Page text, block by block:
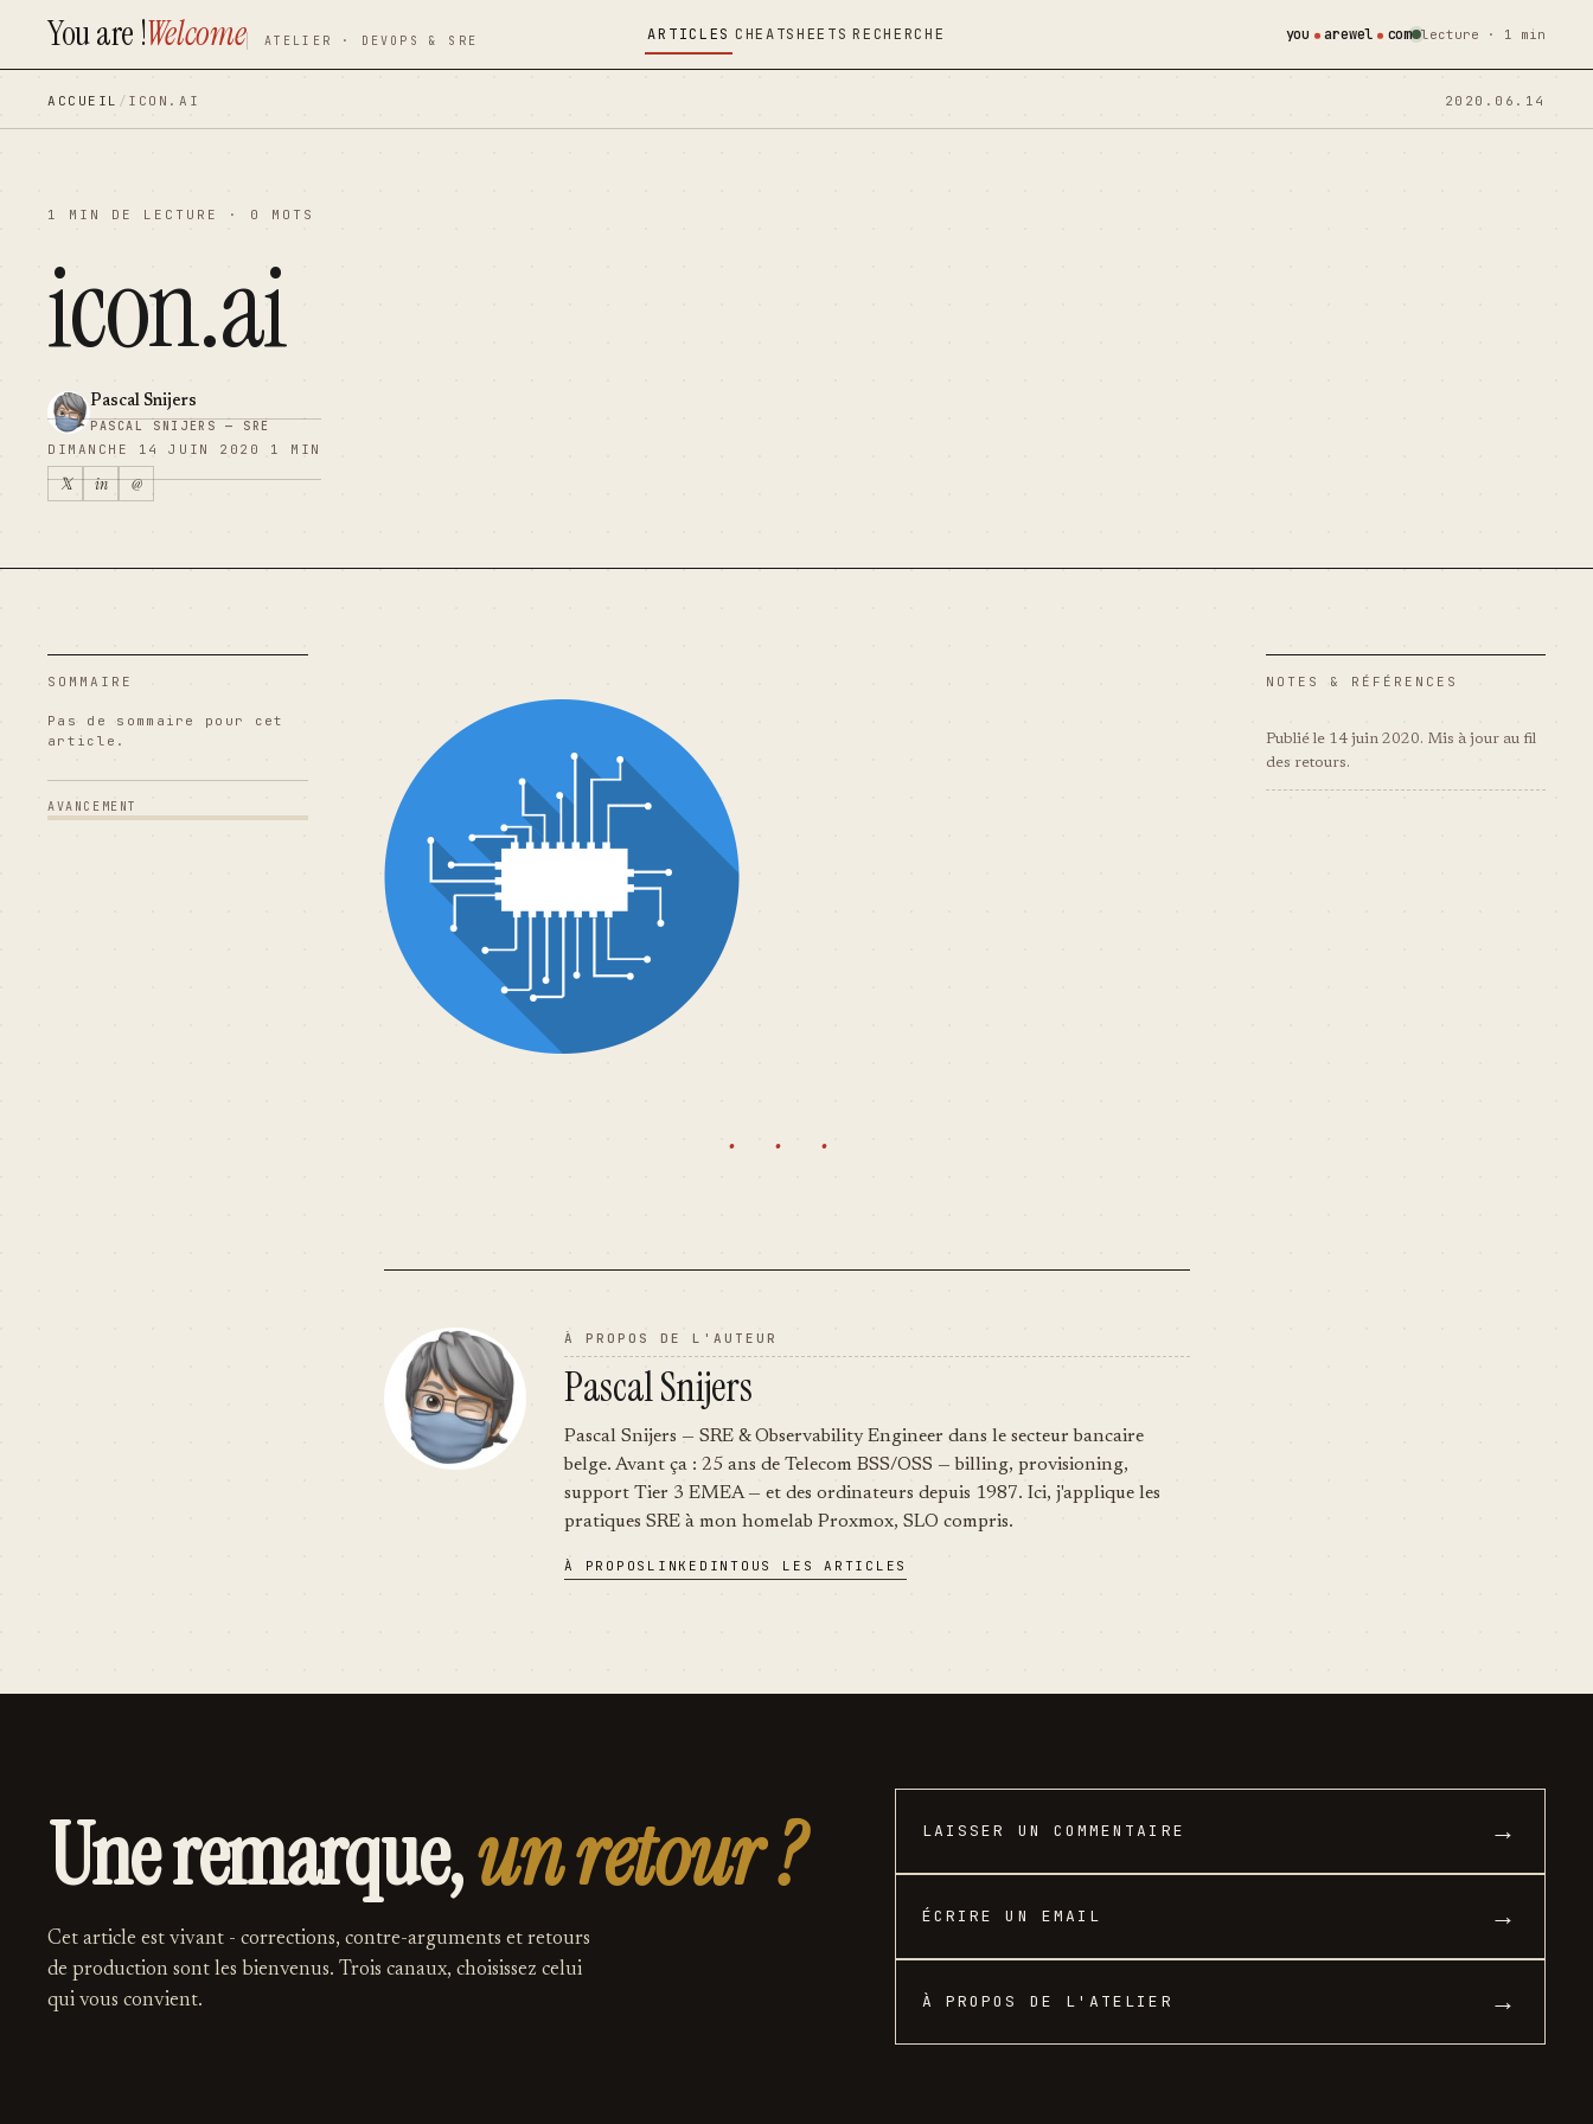
contenu
principal
contenu
principal
You are !Welcome ATELIER · DEVOPS & SRE ARTICLES CHEATSHEETS RECHERCHE you arewel com lecture · 1 min
ACCUEIL / ICON.AI 2020.06.14
1 MIN DE LECTURE · 0 MOTS
icon.ai
Pascal Snijers
PASCAL SNIJERS — SRE
DIMANCHE 14 JUIN 2020 1 MIN
𝕏 in @
SOMMAIRE
Pas de sommaire pour cet
article.
AVANCEMENT
· · ·
À PROPOS DE L'AUTEUR
Pascal Snijers
Pascal Snijers — SRE & Observability Engineer dans le secteur bancaire
belge. Avant ça : 25 ans de Telecom BSS/OSS — billing, provisioning,
support Tier 3 EMEA — et des ordinateurs depuis 1987. Ici, j'applique les
pratiques SRE à mon homelab Proxmox, SLO compris.
À PROPOS LINKEDINTOUS LES ARTICLES
NOTES & RÉFÉRENCES
Publié le 14 juin 2020. Mis à jour au fil
des retours.
Une remarque,un retour ?
Cet article est vivant - corrections, contre-arguments et retours
de production sont les bienvenus. Trois canaux, choisissez celui
qui vous convient.
LAISSER UN COMMENTAIRE →
ÉCRIRE UN EMAIL →
À PROPOS DE L'ATELIER →